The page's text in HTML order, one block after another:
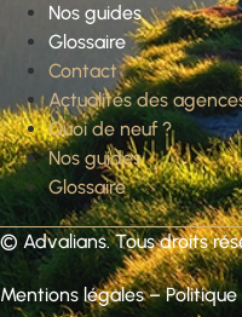
Nos guides
Glossaire
Contact
Actualités des
Quoi de neuf ?
Nos guides
Glossaire
© Advalians. Tous droits
Mentions légales–